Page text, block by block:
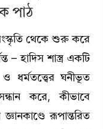
পাঠ
থেকে শুরু করে
– হাদিস শাস্ত্র একটি
ধর্মতত্ত্বের ঘনীভূত
করে, কীভাবে
রূপান্তরিত